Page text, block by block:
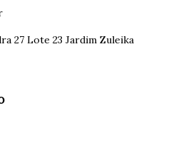
27 Lote 23 Jardim Zuleika